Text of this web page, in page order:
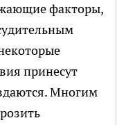
факторы,
принесут
Многим